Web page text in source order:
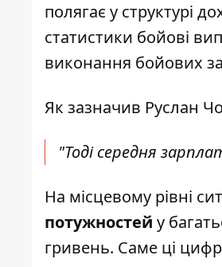
полягає у структурі
статистики бойові
виконання бойових
Як зазначив Руслан
"Тоді середня
На місцевому рівні
потужностей у
гривень. Саме ці